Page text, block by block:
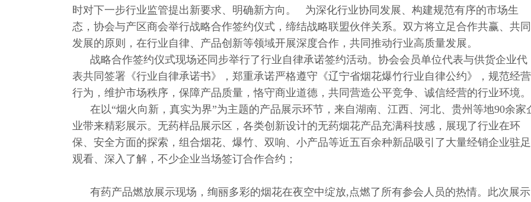
时对下一步行业监管提出新要求、明确新方向。 为深化行业协同发展、构建规范有序的市场生
态，协会与产区商会举行战略合作签约仪式，缔结战略联盟伙伴关系。双方将立足合作共赢、共同
发展的原则，在行业自律、产品创新等领域开展深度合作，共同推动行业高质量发展。
战略合作签约仪式现场还同步举行了行业自律承诺签约活动。协会会员单位代表与供货企业代
表共同签署《行业自律承诺书》，郑重承诺严格遵守《辽宁省烟花爆竹行业自律公约》，规范经营
行为，维护市场秩序，保障产品质量，恪守商业道德，共同营造公平竞争、诚信经营的行业环境。
在以“烟火向新，真实为界”为主题的产品展示环节，来自湖南、江西、河北、贵州等地90余家
业带来精彩展示。无药样品展示区，各类创新设计的无药烟花产品充满科技感，展现了行业在环
保、安全方面的探索，组合烟花、爆竹、双响、小产品等近五百余种新品吸引了大量经销企业驻足
观看、深入了解，不少企业当场签订合作合约；
有药产品燃放展示现场，绚丽多彩的烟花在夜空中绽放,点燃了所有参会人员的热情。此次展示